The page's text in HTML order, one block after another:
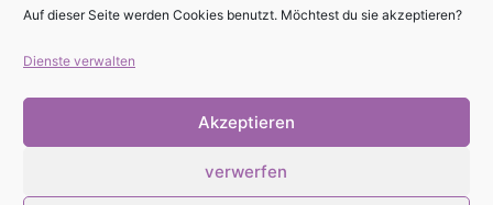
Auf dieser Seite werden Cookies benutzt. Möchtest du sie akzeptieren?
Dienste verwalten
Akzeptieren
verwerfen